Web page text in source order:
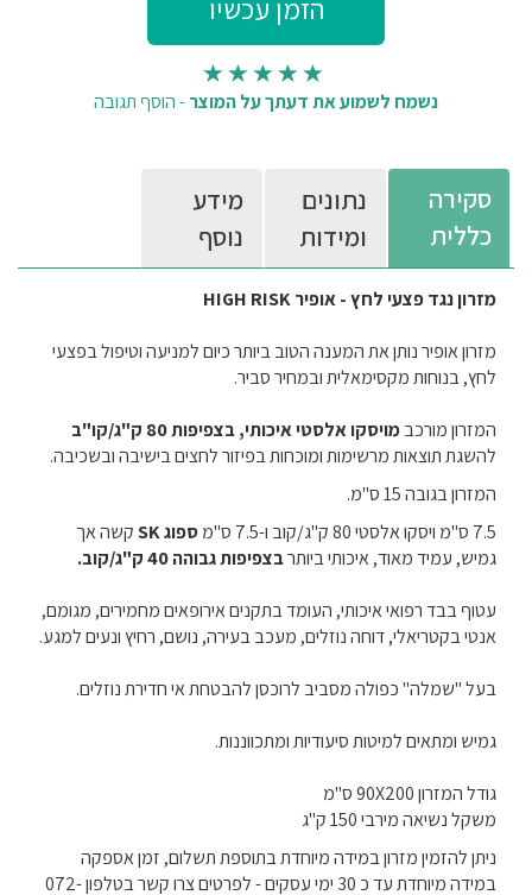
נשמח לשמוע את דעתך על המוצר-הוסף תגובה
סקירה
כללית
נתונים
ומידות
מידע
נוסף
מזרון נגד פצעי לחץ - אופיר HIGH RISK
מזרון אופיר נותן את המענה הטוב ביותר כיום למניעה וטיפול בפצעי
לחץ, בנוחות מקסימאלית ובמחיר סביר.
המזרון מורכבמויסקו אלסטי איכותי, בצפיפות 80 ק"ג/קו"ב
להשגת תוצאות מרשימות ומוכחות בפיזור לחצים בישיבה ובשכיבה.
המזרון בגובה 15 ס"מ.
7.5 ס"מ ויסקו אלסטי 80 ק"ג/קוב ו-7.5 ס"מ
ספוג SK
קשה אך
גמיש, עמיד מאוד, איכותי ביותרבצפיפות גבוהה 40 ק"ג/קוב.
עטוף בבד רפואי איכותי, העומד בתקנים אירופאים מחמירים, מגומם,
אנטי בקטריאלי, דוחה נוזלים, מעכב בעירה, נושם, רחיץ ונעים למגע.
בעל "שמלה" כפולה מסביב לרוכסן להבטחת אי חדירת נוזלים.
גמיש ומתאים למיטות סיעודיות ומתכווננות.
גודל המזרון 90X200 ס"מ
משקל נשיאה מירבי 150 ק"ג
ניתן להזמין מזרון במידה מיוחדת בתוספת תשלום, זמן אספקה
במידה מיוחדת עד כ 30 ימי עסקים - לפרטים צרו קשר בטלפון 072-